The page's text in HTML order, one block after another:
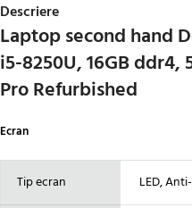
Descriere
Laptop second hand
i5-8250U, 16GB ddr4,
Pro Refurbished
Ecran
Tip ecran LED,